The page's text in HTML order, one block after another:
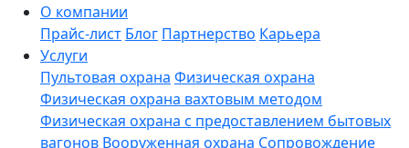
О компании
Прайс-лист Блог Партнерство Карьера
Услуги
Пультовая охрана Физическая охрана
Физическая охрана вахтовым методом
Физическая охрана с предоставлением бытовых
вагонов Вооруженная охрана Сопровождение